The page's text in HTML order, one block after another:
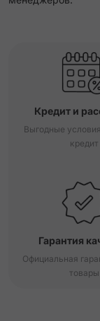
Кредит и
Выгодные
кредит
Гарантия
Официальная
товары